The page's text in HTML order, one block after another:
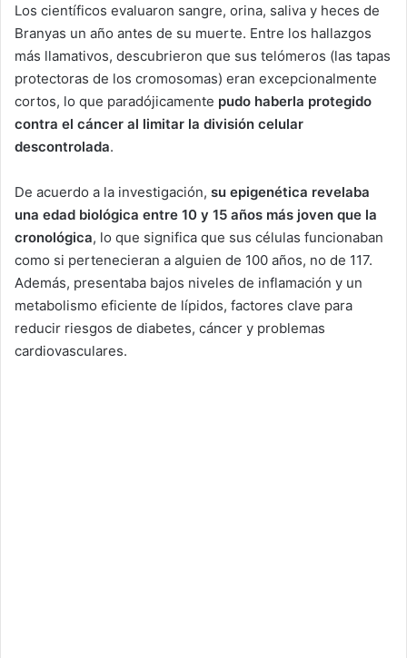
Los científicos evaluaron sangre, orina, saliva y heces de
Branyas un año antes de su muerte. Entre los hallazgos
más llamativos, descubrieron que sus telómeros (las tapas
protectoras de los cromosomas) eran excepcionalmente
cortos, lo que paradójicamente pudo haberla protegido
contra el cáncer al limitar la división celular
descontrolada.
De acuerdo a la investigación, su epigenética revelaba
una edad biológica entre 10 y 15 años más joven que la
cronológica, lo que significa que sus células funcionaban
como si pertenecieran a alguien de 100 años, no de 117.
Además, presentaba bajos niveles de inflamación y un
metabolismo eficiente de lípidos, factores clave para
reducir riesgos de diabetes, cáncer y problemas
cardiovasculares.